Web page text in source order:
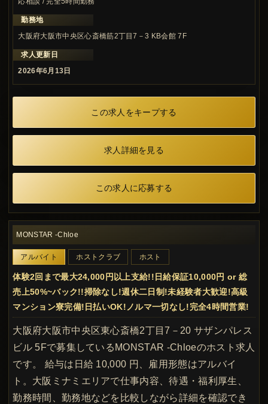
勤務地
大阪府大阪市中央区心斎橋筋2丁目7－3 KB会館 7F
求人更新日
2026年6月13日
この求人をキープする
求人詳細を見る
この求人に応募する
MONSTAR -Chloe
アルバイト ホストクラブ ホスト
体験2回まで最大24,000円以上支給!!日給保証10,000円 or 総
売上50%~バック!!掃除なし!週休二日制!未経験者大歓迎!高級
マンション寮完備!日払いOK!ノルマ一切なし!完全4時間営業!
大阪府大阪市中央区東心斎橋2丁目7－20 サザンパレス
ビル 5Fで募集しているMONSTAR -Chloeのホスト求人
です。 給与は日給 10,000 円、雇用形態はアルバイ
ト。大阪ミナミエリアで仕事内容、待遇・福利厚生、
勤務時間、勤務地などを比較しながら詳細を確認でき